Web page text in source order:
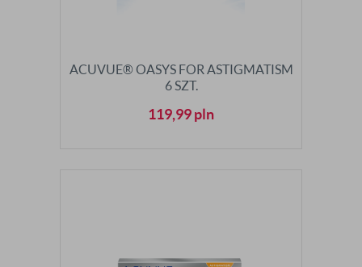
ACUVUE® OASYS FOR ASTIGMATISM
6 SZT.
119,99pln